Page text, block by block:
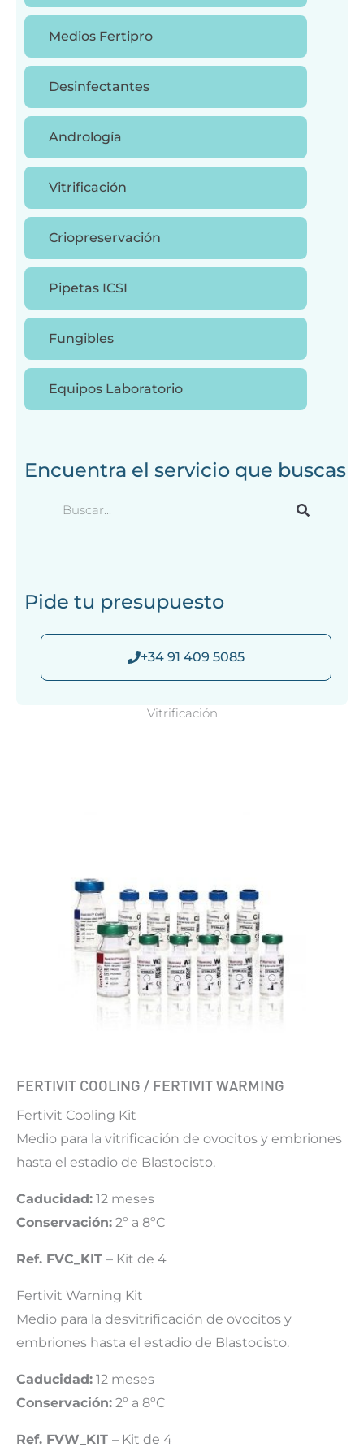
Medios Fertipro
Desinfectantes
Andrología
Vitrificación
Criopreservación
Pipetas ICSI
Fungibles
Equipos Laboratorio
Encuentra el servicio que buscas
r
Pide tu presupuesto
+34 91 409 5085
Vitrificación
FERTIVIT COOLING / FERTIVIT WARMING
Fertivit Cooling Kit
Medio para la vitrificación de ovocitos y embriones
hasta el estadio de Blastocisto.
Caducidad: 12 meses
Conservación: 2º a 8ºC
Ref. FVC_KIT – Kit de 4
Fertivit Warning Kit
Medio para la desvitrificación de ovocitos y
embriones hasta el estadio de Blastocisto.
Caducidad: 12 meses
Conservación: 2º a 8ºC
Ref. FVW_KIT – Kit de 4